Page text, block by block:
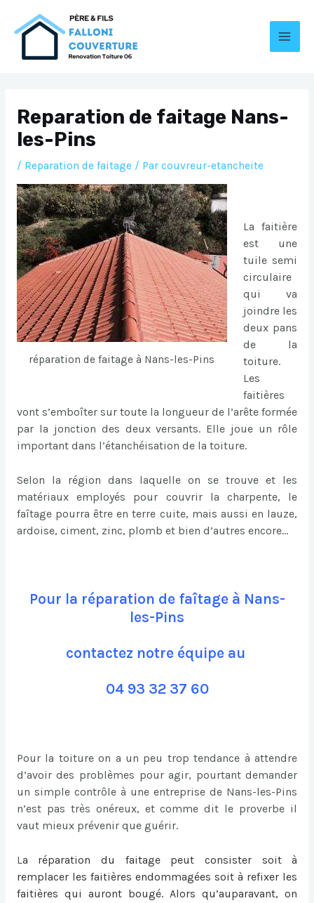
Reparation de faitage Nans-
les-Pins
/ Reparation de faitage/ Par couvreur-etancheite
réparation de faitage à Nans-les-Pins
La faitière
est une
tuile semi
circulaire
qui va
joindre les
deux pans
de la
toiture.
Les
faitières
vont s’emboîter sur toute la longueur de l’arête formée
par la jonction des deux versants. Elle joue un rôle
important dans l’étanchéisation de la toiture.
Selon la région dans laquelle on se trouve et les
matériaux employés pour couvrir la charpente, le
faîtage pourra être en terre cuite, mais aussi en lauze,
ardoise, ciment, zinc, plomb et bien d’autres encore…
Pour la réparation de faîtage à Nans-
les-Pins
contactez notre équipe au
04 93 32 37 60
Pour la toiture on a un peu trop tendance à attendre
d’avoir des problèmes pour agir, pourtant demander
un simple contrôle à une entreprise de Nans-les-Pins
n’est pas très onéreux, et comme dit le proverbe il
vaut mieux prévenir que guérir.
La réparation du faitage peut consister soit à
remplacer les faitières endommagées soit à refixer les
faitières qui auront bougé. Alors qu’auparavant, on